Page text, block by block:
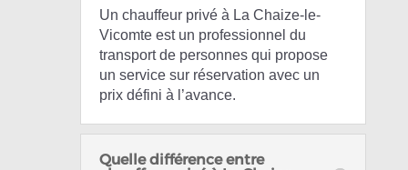
Un chauffeur privé à La Chaize-le-
Vicomte est un professionnel du
transport de personnes qui propose
un service sur réservation avec un
prix défini à l’avance.
Quelle différence entre